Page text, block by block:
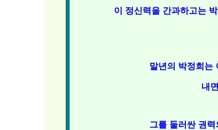
이 정신력을 간과하고는
말년의 박정희는
내
그를 둘러싼 권